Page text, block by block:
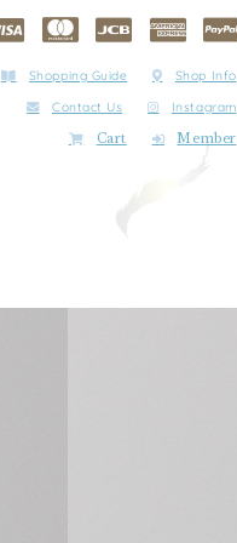
Shopping Guide
Shop Info
Contact Us
Instagram
Cart
Member